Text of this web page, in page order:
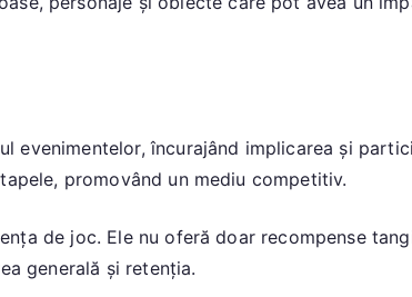
evenimentelor, încurajând implicarea și
promovând un mediu competitiv.
de joc. Ele nu oferă doar recompense
generală și retenția.